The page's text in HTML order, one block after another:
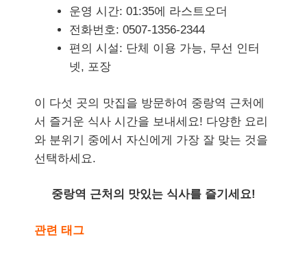
운영 시간: 01:35에 라스트오더
전화번호: 0507-1356-2344
편의 시설: 단체 이용 가능, 무선 인터
넷, 포장
이 다섯 곳의 맛집을 방문하여 중랑역 근처에
서 즐거운 식사 시간을 보내세요! 다양한 요리
와 분위기 중에서 자신에게 가장 잘 맞는 것을
선택하세요.
중랑역 근처의 맛있는 식사를 즐기세요!
관련 태그